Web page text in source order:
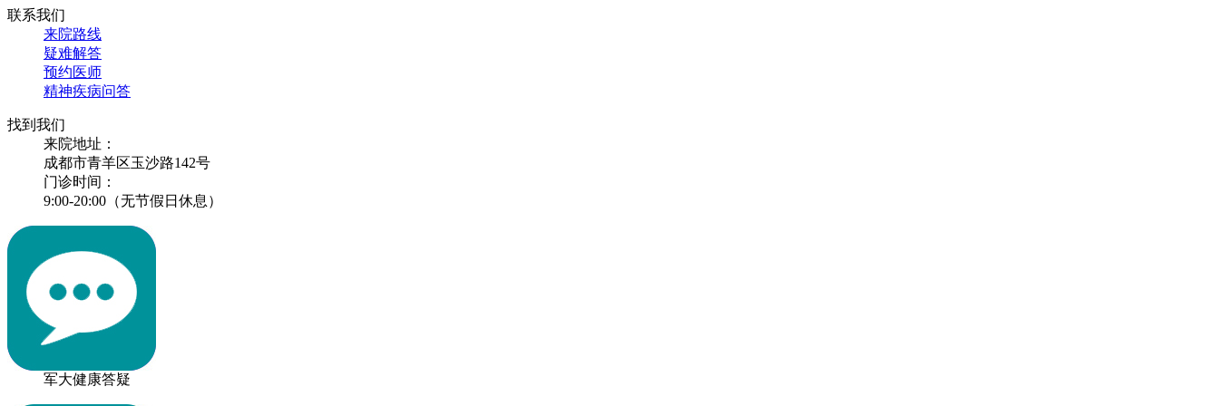
联系我们
来院路线
疑难解答
预约医师
精神疾病问答
找到我们
来院地址：
成都市青羊区玉沙路142号
门诊时间：
9:00-20:00（无节假日休息）
军大健康答疑